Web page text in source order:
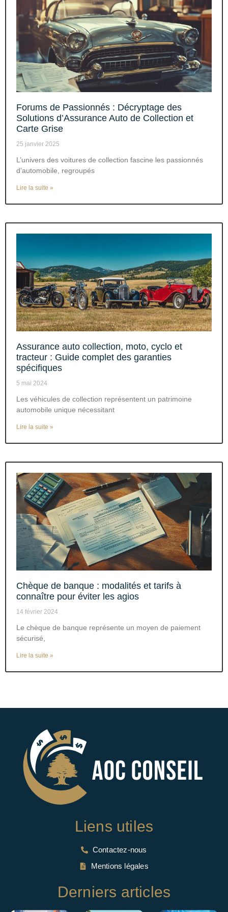
Forums de Passionnés : Décryptage des
Solutions d’Assurance Auto de Collection et
Carte Grise
25 janvier 2025
L’univers des voitures de collection fascine les passionnés
d’automobile, regroupés
Lire la suite »
Assurance auto collection, moto, cyclo et
tracteur : Guide complet des garanties
spécifiques
5 mai 2024
Les véhicules de collection représentent un patrimoine
automobile unique nécessitant
Lire la suite »
Chèque de banque : modalités et tarifs à
connaître pour éviter les agios
14 février 2024
Le chèque de banque représente un moyen de paiement
sécurisé,
Lire la suite »
Liens utiles
Contactez-nous
Mentions légales
Derniers articles